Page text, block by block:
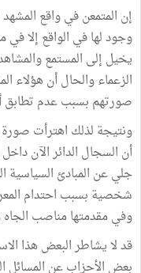
إن المتمعن في واقع
وجود لها في الواقع إلا في
يخيل إلى المستمع
الزعماء والحال أن هؤلاء
صورتهم بسبب عدم تطابق
ونتيجة لذلك اهترأت
أن السجال الدائر الآن
جلي عن المبادئ
شخصية بسبب احتدام
وفي مقدمتها مناصب
قد لا يشاطر البعض هذا
بعض الأحزاب عن المسائل